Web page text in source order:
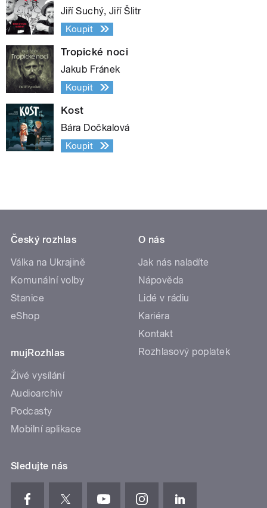
Jiří Suchý, Jiří Šlitr
Koupit
Tropické noci
Jakub Fránek
Koupit
Kost
Bára Dočkalová
Koupit
Český rozhlas
Válka na Ukrajině
Komunální volby
Stanice
eShop
mujRozhlas
Živé vysílání
Audioarchiv
Podcasty
Mobilní aplikace
O nás
Jak nás naladíte
Nápověda
Lidé v rádiu
Kariéra
Kontakt
Rozhlasový poplatek
Sledujte nás